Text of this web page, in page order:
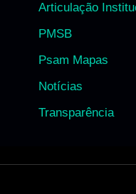
Articulação
PMSB
Psam Mapas
Notícias
Transparência